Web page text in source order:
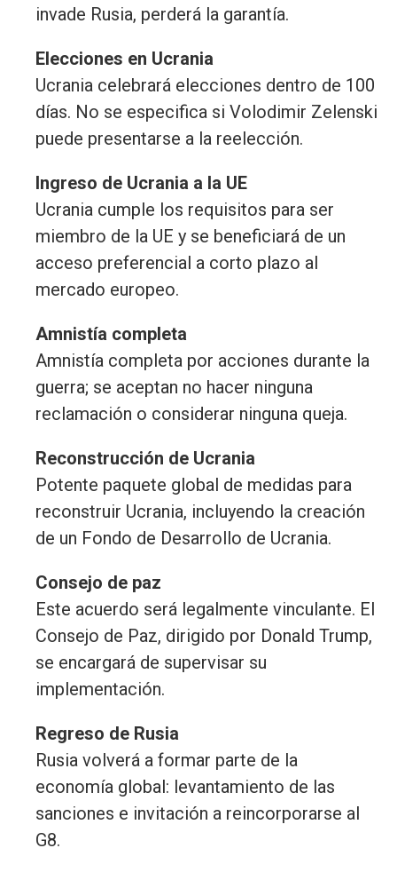
invade Rusia, perderá la garantía.
Elecciones en Ucrania
Ucrania celebrará elecciones dentro de 100
días. No se especifica si Volodimir Zelenski
puede presentarse a la reelección.
Ingreso de Ucrania a la UE
Ucrania cumple los requisitos para ser
miembro de la UE y se beneficiará de un
acceso preferencial a corto plazo al
mercado europeo.
Amnistía completa
Amnistía completa por acciones durante la
guerra; se aceptan no hacer ninguna
reclamación o considerar ninguna queja.
Reconstrucción de Ucrania
Potente paquete global de medidas para
reconstruir Ucrania, incluyendo la creación
de un Fondo de Desarrollo de Ucrania.
Consejo de paz
Este acuerdo será legalmente vinculante. El
Consejo de Paz, dirigido por Donald Trump,
se encargará de supervisar su
implementación.
Regreso de Rusia
Rusia volverá a formar parte de la
economía global: levantamiento de las
sanciones e invitación a reincorporarse al
G8.